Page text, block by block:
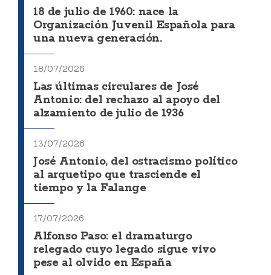
18 de julio de 1960: nace la
Organización Juvenil Española para
una nueva generación.
18/07/2026
Las últimas circulares de José
Antonio: del rechazo al apoyo del
alzamiento de julio de 1936
13/07/2026
José Antonio, del ostracismo político
al arquetipo que trasciende el
tiempo y la Falange
17/07/2026
Alfonso Paso: el dramaturgo
relegado cuyo legado sigue vivo
pese al olvido en España